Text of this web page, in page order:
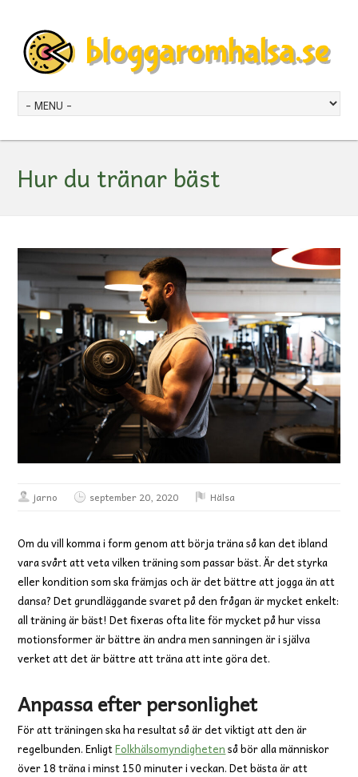
Hur du tränar bäst
jarno september 20, 2020 Hälsa
Om du vill komma i form genom att börja träna så kan det ibland
vara svårt att veta vilken träning som passar bäst. Är det styrka
eller kondition som ska främjas och är det bättre att jogga än att
dansa? Det grundläggande svaret på den frågan är mycket enkelt:
all träning är bäst! Det fixeras ofta lite för mycket på hur vissa
motionsformer är bättre än andra men sanningen är i själva
verket att det är bättre att träna att inte göra det.
Anpassa efter personlighet
För att träningen ska ha resultat så är det viktigt att den är
regelbunden. EnligtFolkhälsomyndighetenså bör alla människor
över 18 träna i minst 150 minuter i veckan. Det bästa är att